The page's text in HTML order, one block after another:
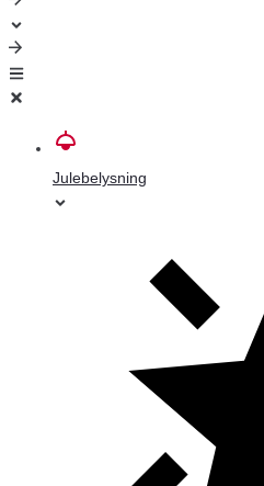
Julebelysning